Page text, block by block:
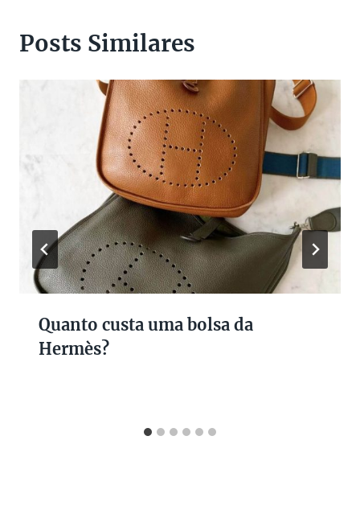
Posts Similares
Quanto custa uma bolsa da
Hermès?